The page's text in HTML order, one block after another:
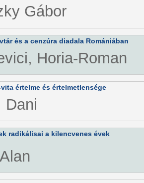
Gábor
és a cenzúra diadala Romániában
Horia-Roman
értelme és értelmetlensége
Dani
radikálisai a kilencvenes évek